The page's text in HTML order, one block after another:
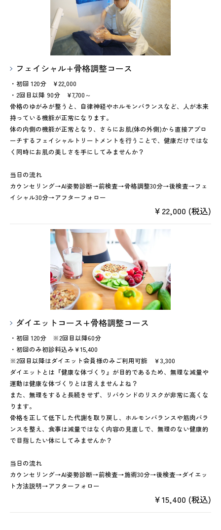
フェイシャル+骨格調整コース
・初回 120分 ¥22,000
・2回目以降 90分 ¥7,700～
骨格のゆがみが整うと、自律神経やホルモンバランスなど、人が本来
持っている機能が正常になります。
体の内側の機能が正常となり、さらにお肌(体の外側)から直接アプロ
ーチするフェイシャルトリートメントを行うことで、健康だけではな
く同時にお肌の美しさを手にしてみませんか？
当日の流れ
カウンセリング→AI姿勢診断→前検査→骨格調整30分→後検査→フェ
イシャル30分→アフターフォロー
￥22,000 (税込)
ダイエットコース+骨格調整コース
・初回 120分 ※2回目以降60分
・初回のみ初診料込み￥15,400
※2回目以降はダイエット会員様のみご利用可能 ￥3,300
ダイエットとは『健康な体づくり』が目的であるため、無理な減量や
運動は健康な体づくりとは言えませんよね？
また、無理をすると長続きせず、リバウンドのリスクが非常に高くな
ります。
骨格を正して低下した代謝を取り戻し、ホルモンバランスや筋肉バラ
ンスを整え、食事は減量ではなく内容の見直しで、無理のない健康的
で目指したい体にしてみませんか？
当日の流れ
カウンセリング→AI姿勢診断→前検査→施術30分→後検査→ダイエッ
ト方法説明→アフターフォロー
￥15,400 (税込)